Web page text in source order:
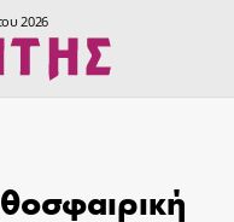
2026